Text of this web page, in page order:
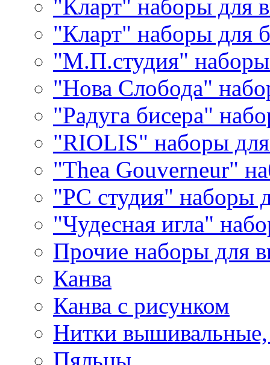
"Кларт" наборы для
"Кларт" наборы для
"М.П.студия"
"Нова Слобода"
"Радуга бисера"
"RIOLIS" наборы
"Thea Gouverneur"
"РС студия" наборы
"Чудесная игла"
Прочие наборы для
Канва
Канва с рисунком
Нитки
Пяльцы